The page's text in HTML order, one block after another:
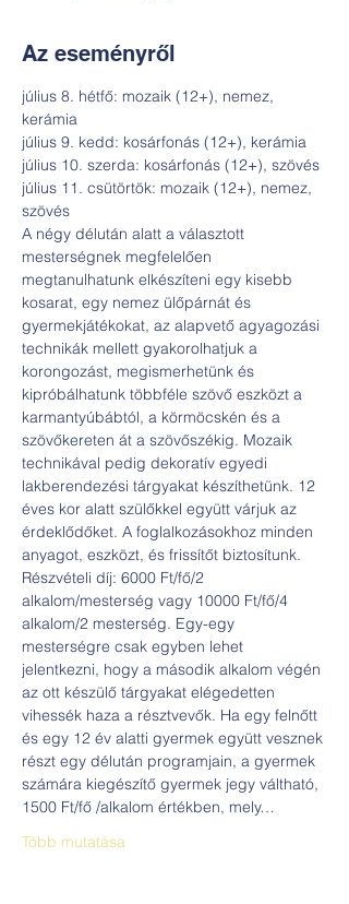
Az eseményről
július 8. hétfő: mozaik (12+), nemez,
július 11. csütörtök: mozaik (12+), nemez,
A négy délután alatt a választott
mesterségnek megfelelően
megtanulhatunk elkészíteni egy kisebb
kosarat, egy nemez ülőpárnát és
gyermekjátékokat, az alapvető agyagozási
technikák mellett gyakorolhatjuk a
korongozást, megismerhetünk és
kipróbálhatunk többféle szövő eszközt a
karmantyúbábtól, a körmöcskén és a
szövőkereten át a szövőszékig. Mozaik
technikával pedig dekoratív egyedi
lakberendezési tárgyakat készíthetünk. 12
éves kor alatt szülőkkel együtt várjuk az
érdeklődőket. A foglalkozásokhoz minden
Részvételi díj: 6000 Ft/fő/2
alkalom/mesterség vagy 10000 Ft/fő/4
alkalom/2 mesterség. Egy-egy
mesterségre csak egyben lehet
jelentkezni, hogy a második alkalom végén
az ott készülő tárgyakat elégedetten
vihessék haza a résztvevők. Ha egy felnőtt
és egy 12 év alatti gyermek együtt vesznek
részt egy délután programjain, a gyermek
számára kiegészítő gyermek jegy váltható,
1500 Ft/fő /alkalom értékben, mely…
Több mutatása